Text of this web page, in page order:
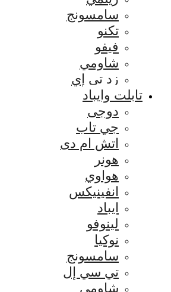
سامسونج
تكنو
فيفو
شاومي
زد تي إي
تابلت وايباد
دوجى
جي تاب
اتش ام دى
هونر
هواوي
انفينيكس
ايباد
لينوفو
نوكيا
سامسونج
تي سي إل
شاومي